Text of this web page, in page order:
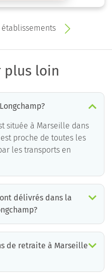
plus loin
située à Marseille dans
proche de toutes les
les transports en
délivrés dans la
de retraite à Marseille